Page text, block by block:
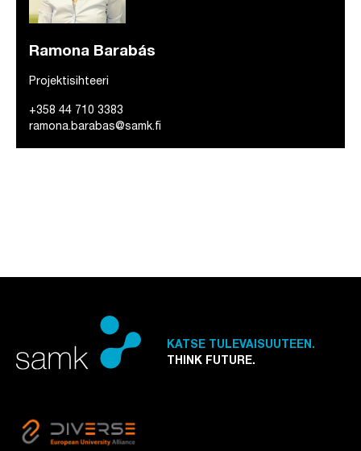
Ramona Barabás
Projektisihteeri
+358 44 710 3383
ramona.barabas@samk.fi
KATSE TULEVAISUUTEEN.
THINK FUTURE.